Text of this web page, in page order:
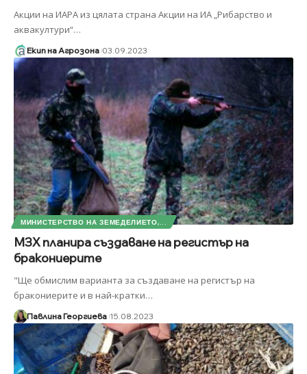
Акции на ИАРА из цялата страна Акции на ИА „Рибарство и
аквакултури“…
Екип на Агрозона 03.09.2023
МИНИСТЕРСТВО НА ЗЕМЕДЕЛИЕТО,...
МЗХ планира създаване на регистър на
бракониерите
"Ще обмислим варианта за създаване на регистър на
бракониерите и в най-кратки…
Павлина Георгиева 15.08.2023